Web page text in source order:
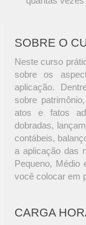
SOBRE O
Neste curso
sobre os
aplicação.
sobre
atos e fatos
dobradas,
contábeis,
a aplicação das
Pequeno, Médio
você colocar em
CARGA